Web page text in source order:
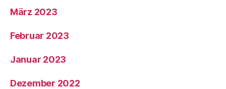
März 2023
Februar 2023
Januar 2023
Dezember 2022